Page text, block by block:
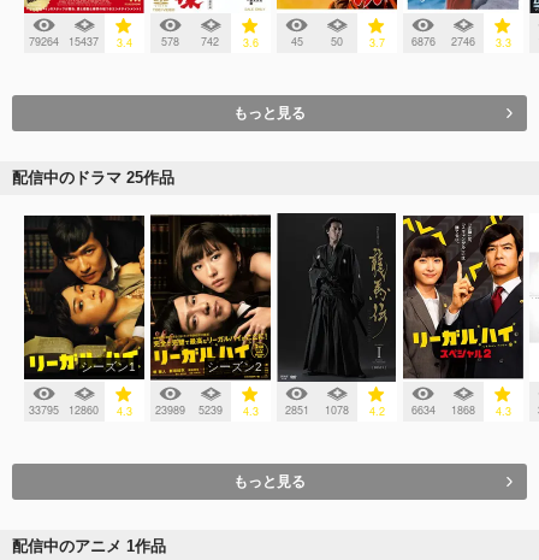
79264 15437 3.4 578 742 3.6 45 50 3.7 6876 2746 3.3
もっと見る
配信中のドラマ 25作品
シーズン1
33795 12860 4.3
シーズン2
23989 5239 4.3 2851 1078 4.2 6634 1868 4.3
もっと見る
配信中のアニメ 1作品